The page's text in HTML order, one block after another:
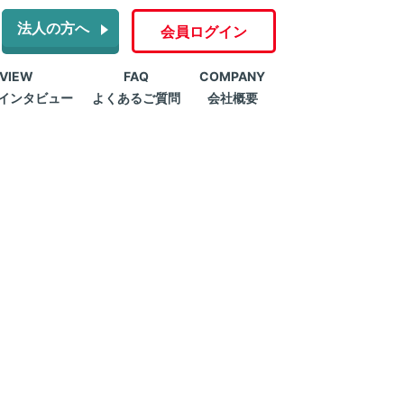
法人の方へ 会員ログイン
ンタビュー
FAQ
よくあるご質問
COMPANY
会社概要